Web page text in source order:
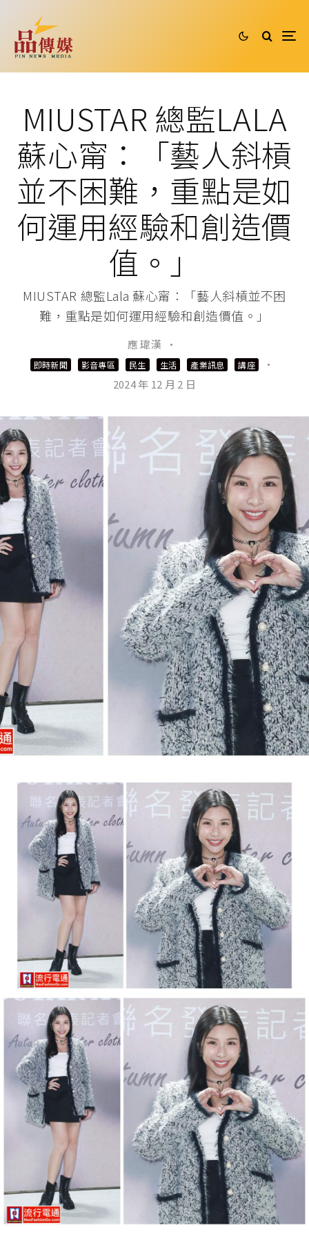
MIUSTAR 總監LALA
蘇心甯：「藝人斜槓
並不困難，重點是如
何運用經驗和創造價
值。」
MIUSTAR 總監Lala 蘇心甯：「藝人斜槓並不困
難，重點是如何運用經驗和創造價值。」
應 瑋漢 ·
即時新聞 影音專區 民生 生活 產業訊息 講座
·
2024 年 12 月 2 日